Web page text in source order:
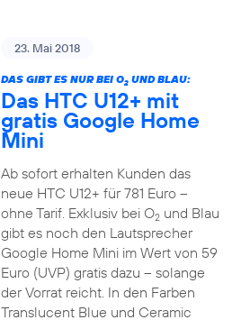
23. Mai 2018
DAS GIBT ES NUR BEI O2UND BLAU:
Das HTC U12+ mit
gratis Google Home
Mini
Ab sofort erhalten Kunden das
neue HTC U12+ für 781 Euro –
ohne Tarif. Exklusiv bei O2und Blau
gibt es noch den Lautsprecher
Google Home Mini im Wert von 59
Euro (UVP) gratis dazu – solange
der Vorrat reicht. In den Farben
Translucent Blue und Ceramic